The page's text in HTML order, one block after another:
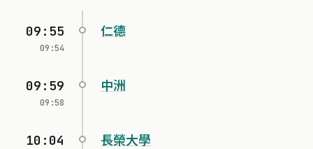
09:55
09:54
仁德
09:59
09:58
中洲
10:04 長榮大學